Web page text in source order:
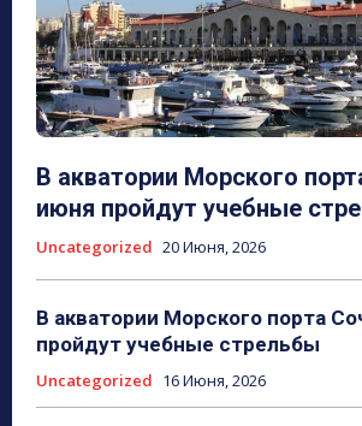
В акватории Морского
июня пройдут учебные
Uncategorized 20 Июня, 2026
В акватории Морского порта
пройдут учебные стрельбы
Uncategorized 16 Июня, 2026